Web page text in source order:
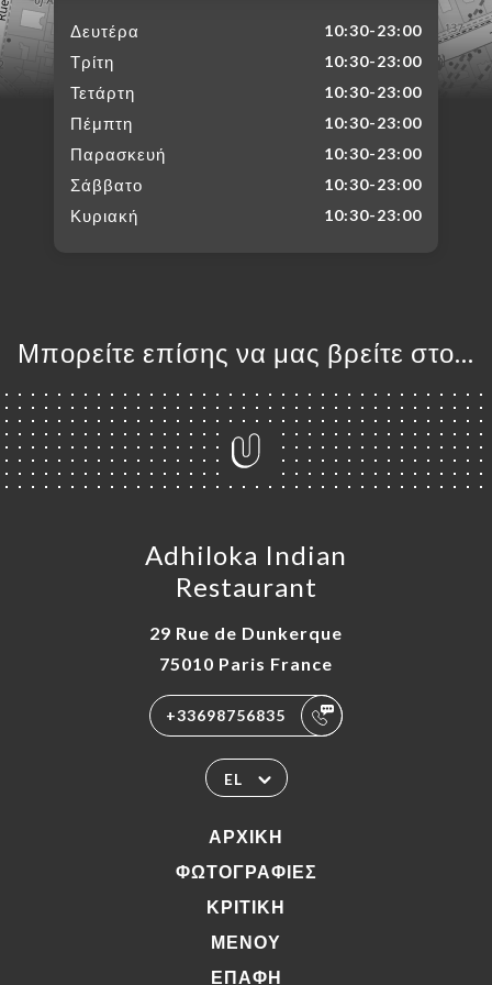
Δευτέρα 10:30-23:00
Τρίτη 10:30-23:00
Τετάρτη 10:30-23:00
Πέμπτη 10:30-23:00
Παρασκευή 10:30-23:00
Σάββατο 10:30-23:00
Κυριακή 10:30-23:00
Μπορείτε επίσης να μας βρείτε στο...
Adhiloka Indian
Restaurant
29 Rue de Dunkerque
75010 Paris France
+33698756835
EL
ΑΡΧΙΚΉ
ΦΩΤΟΓΡΑΦΊΕΣ
ΚΡΙΤΙΚΉ
ΜΕΝΟΎ
ΕΠΑΦΉ